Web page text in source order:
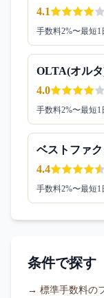
4.1
手数料2%〜最短1
OLTA(オル
4.0
手数料2%〜最短1
ベストファ
4.4
手数料2%〜最短1
条件で探す
→ 標準手数料の